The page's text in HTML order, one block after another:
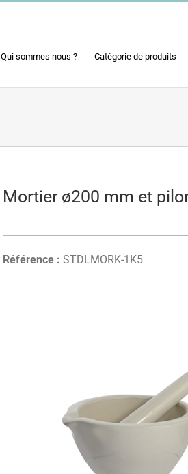
Qui sommes nous ? Catégorie de produits
Mortier ø200 mm et
Référence : STDLMORK-1K5